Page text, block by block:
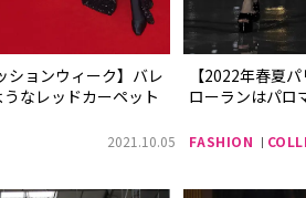
ションウィーク】バレ
なレッドカーペット
2021.10.05
【2022年春夏
ローランはパロ
FASHION